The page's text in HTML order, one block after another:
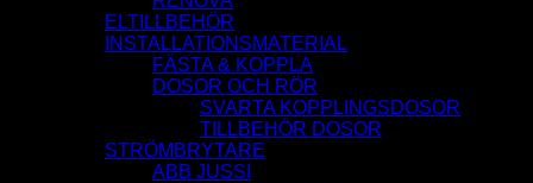
ELTILLBEHÖR
INSTALLATIONSMATERIAL
FÄSTA & KOPPLA
DOSOR OCH RÖR
SVARTA KOPPLINGSDOSOR
TILLBEHÖR DOSOR
STRÖMBRYTARE
ABB JUSSI